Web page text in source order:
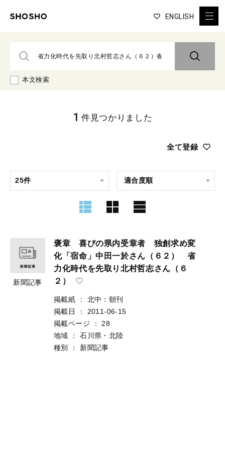
ENGLISH
本文検索
全て登録
1 件見つかりました
新聞記事
褒章 喜びの県内受章者 独創求め変
化「宿命」中田一於さん（６２） 省
力化時代を先取り北村哲志さん（６
２）
掲載紙 ：
北中：朝刊
掲載日
：
2011-06-15
掲載ページ
：
28
地域
：
石川県・北陸
種別
： 新聞記事